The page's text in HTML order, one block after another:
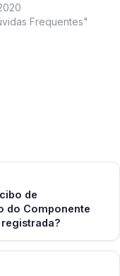
Frequentes"
de
do Componente